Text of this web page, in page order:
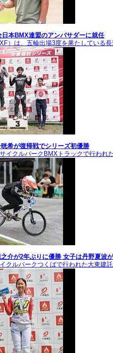
本BMX連盟のアンバサダーに就任
）は、五輪出場3度を果たしている
希が復帰戦でシリーズ初優勝
イクルパークBMXトラックで行わ
介が2年ぶりに優勝 女子は丹野夏波
クルパークつくばで行われた大東